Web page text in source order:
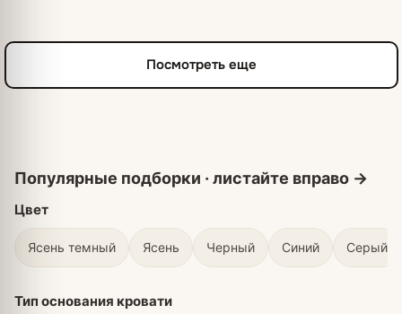
Посмотреть еще
Цвет
Ясень темный Ясень Черный Синий Серый
Тип основания кровати